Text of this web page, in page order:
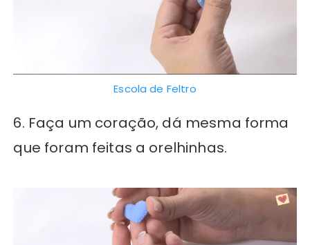
Escola de Feltro
6. Faça um coração, dá mesma forma
que foram feitas a orelhinhas.